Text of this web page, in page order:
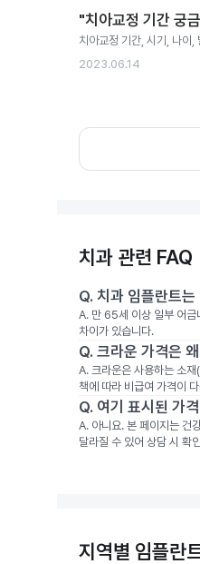
"치아교정 기간 궁
치아교정 기간, 시기, 나이,
2023.06.14
치과 관련 FAQ
Q. 치과 임플란트
A. 만 65세 이상 일부 어금
차이가 있습니다.
Q. 크라운 가격은
A. 크라운은 사용하는 소
책에 따라 비급여 가격이
Q. 여기 표시된 가
A. 아니요. 본 페이지는 건
달라질 수 있어 상담 시 확
지역별 임플란